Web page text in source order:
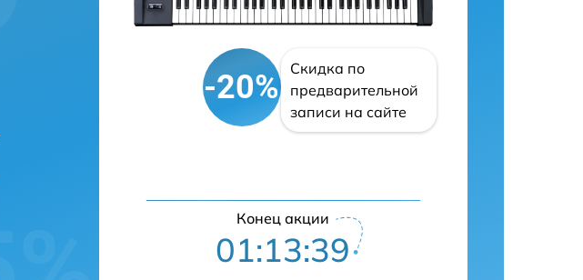
-20%
Скидка по
предварительной
записи на сайте
Конец акции
01:13:39